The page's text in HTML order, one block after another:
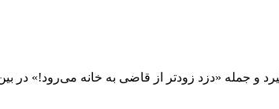
جمله «دزد زودتر از قاضی به خانه می‌رود!» در